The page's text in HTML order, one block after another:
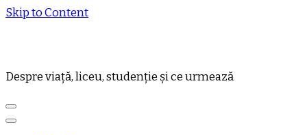
Skip to Content
Despre viață, liceu, studenție și ce urmează